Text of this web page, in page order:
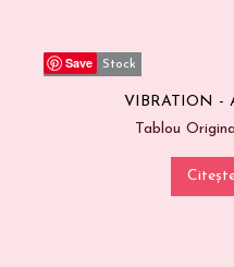
Save
Out Of Stock
VIBRATION -
Tablou